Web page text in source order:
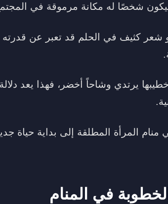
شخصًا له مكانة مرموقة في
شعر كثيف في الحلم قد تعبر عن قدرته
خطيبها يرتدي وشاحاً أخضر، فهذا يعد
المرأة المطلقة إلى بداية حياة
في المنام